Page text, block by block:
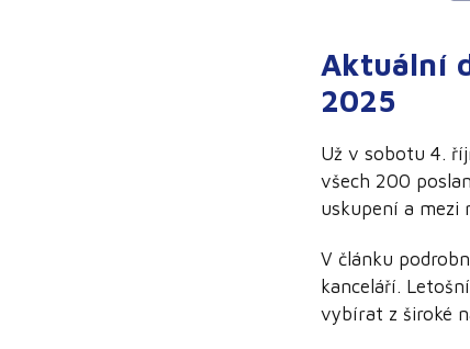
Aktuální
2025
Už v sobotu 4.
všech 200
uskupení a mezi
V článku
kanceláří.
vybírat z široké